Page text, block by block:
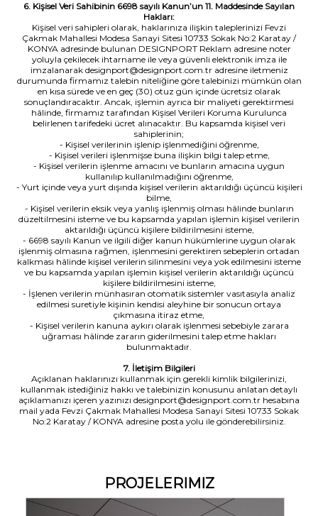
6. Kişisel Veri Sahibinin 6698 sayılı Kanun’un 11. Maddesinde Sayılan
Hakları:
Kişisel veri sahipleri olarak, haklarınıza ilişkin taleplerinizi Fevzi
Çakmak Mahallesi Modesa Sanayi Sitesi 10733 Sokak No:2 Karatay /
KONYA adresinde bulunan DESIGNPORT Reklam adresine noter
yoluyla çekilecek ihtarname ile veya güvenli elektronik imza ile
imzalanarak designport@designport.com.tr adresine iletmeniz
durumunda firmamız talebin niteliğine göre talebinizi mümkün olan
en kısa sürede ve en geç (30) otuz gün içinde ücretsiz olarak
sonuçlandıracaktır. Ancak, işlemin ayrıca bir maliyeti gerektirmesi
hâlinde, firmamız tarafından Kişisel Verileri Koruma Kurulunca
belirlenen tarifedeki ücret alınacaktır. Bu kapsamda kişisel veri
sahiplerinin;
- Kişisel verilerinin işlenip işlenmediğini öğrenme,
- Kişisel verileri işlenmişse buna ilişkin bilgi talep etme,
- Kişisel verilerin işlenme amacını ve bunların amacına uygun
kullanılıp kullanılmadığını öğrenme,
- Yurt içinde veya yurt dışında kişisel verilerin aktarıldığı üçüncü kişileri
bilme,
- Kişisel verilerin eksik veya yanlış işlenmiş olması hâlinde bunların
düzeltilmesini isteme ve bu kapsamda yapılan işlemin kişisel verilerin
aktarıldığı üçüncü kişilere bildirilmesini isteme,
- 6698 sayılı Kanun ve ilgili diğer kanun hükümlerine uygun olarak
işlenmiş olmasına rağmen, işlenmesini gerektiren sebeplerin ortadan
kalkması hâlinde kişisel verilerin silinmesini veya yok edilmesini isteme
ve bu kapsamda yapılan işlemin kişisel verilerin aktarıldığı üçüncü
kişilere bildirilmesini isteme,
- İşlenen verilerin münhasıran otomatik sistemler vasıtasıyla analiz
edilmesi suretiyle kişinin kendisi aleyhine bir sonucun ortaya
çıkmasına itiraz etme,
- Kişisel verilerin kanuna aykırı olarak işlenmesi sebebiyle zarara
uğraması hâlinde zararın giderilmesini talep etme hakları
bulunmaktadır.
7. İletişim Bilgileri
Açıklanan haklarınızı kullanmak için gerekli kimlik bilgilerinizi,
kullanmak istediğiniz hakkı ve talebinizin konusunu anlatan detaylı
açıklamanızı içeren yazınızı designport@designport.com.tr hesabına
mail yada Fevzi Çakmak Mahallesi Modesa Sanayi Sitesi 10733 Sokak
No:2 Karatay / KONYA adresine posta yolu ile gönderebilirsiniz.
PROJELERIMIZ